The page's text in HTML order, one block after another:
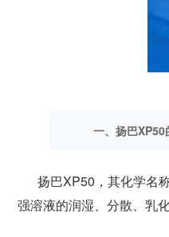
一、扬巴XP50
扬巴XP50，其化学名
强溶液的润湿、分散、乳